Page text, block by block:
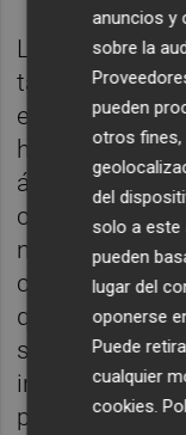
La adaptación
tarea de
españolas y,
han
ámbito de la
cabe destacar
notable
cada vez más
que tratan de
soberanía
incorporación
propias
anuncios y
sobre la
pueden
otros fines,
del
solo a este
pueden
lugar del
oponerse
Puede
cualquier
cookies.